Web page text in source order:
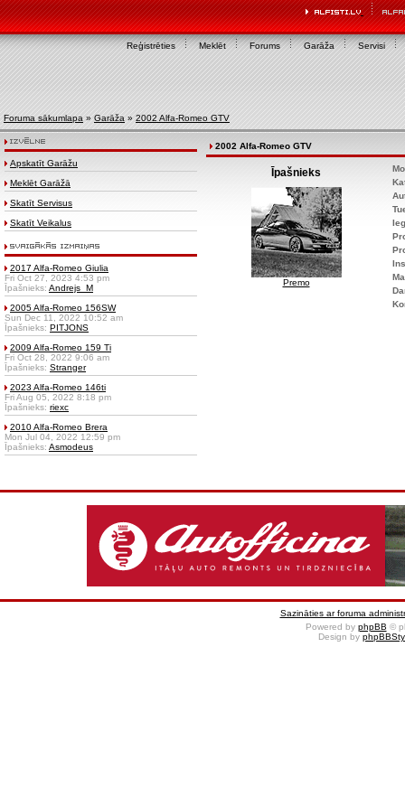
Reģistrēties Meklēt Forums Garāža Servisi
Foruma sākumlapa » Garāža » 2002 Alfa-Romeo GTV
Apskatīt Garāžu
Meklēt Garāžā
Skatīt Servisus
Skatīt Veikalus
2017 Alfa-Romeo Giulia
Fri Oct 27, 2023 4:53 pm
Īpašnieks: Andrejs_M
2005 Alfa-Romeo 156SW
Sun Dec 11, 2022 10:52 am
Īpašnieks: PITJONS
2009 Alfa-Romeo 159 Ti
Fri Oct 28, 2022 9:06 am
Īpašnieks: Stranger
2023 Alfa-Romeo 146ti
Fri Aug 05, 2022 8:18 pm
Īpašnieks: riexc
2010 Alfa-Romeo Brera
Mon Jul 04, 2022 12:59 pm
Īpašnieks: Asmodeus
2002 Alfa-Romeo GTV
Īpašnieks
Premo
Sazināties ar foruma
Powered by phpBB ©
Design by